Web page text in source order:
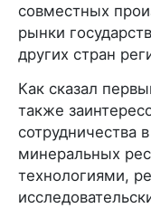
совместных
рынки
других стран
Как сказал
также
сотрудничества
минеральных
технологиями,